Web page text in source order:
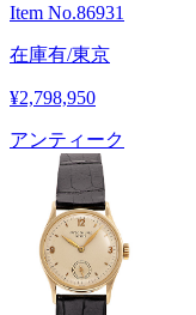
Item No.86931
在庫有/東京
¥2,798,950
アンティーク